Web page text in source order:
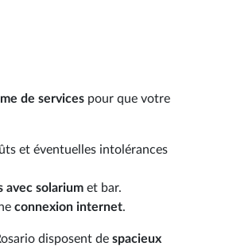
de services pour que votre
et éventuelles intolérances
avec solarium et bar.
connexion internet.
disposent de spacieux